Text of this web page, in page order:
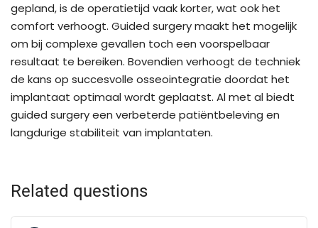
gepland, is de operatietijd vaak korter, wat ook het
comfort verhoogt. Guided surgery maakt het mogelijk
om bij complexe gevallen toch een voorspelbaar
resultaat te bereiken. Bovendien verhoogt de techniek
de kans op succesvolle osseointegratie doordat het
implantaat optimaal wordt geplaatst. Al met al biedt
guided surgery een verbeterde patiëntbeleving en
langdurige stabiliteit van implantaten.
Related questions